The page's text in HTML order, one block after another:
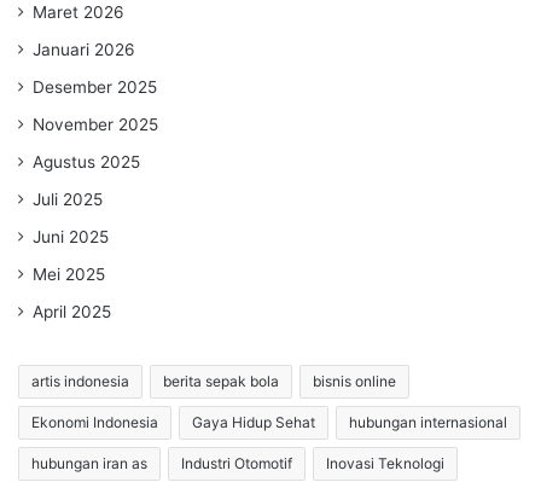
Maret 2026
Januari 2026
Desember 2025
November 2025
Agustus 2025
Juli 2025
Juni 2025
Mei 2025
April 2025
artis indonesia berita sepak bola bisnis online
Ekonomi Indonesia Gaya Hidup Sehat hubungan internasional
hubungan iran as Industri Otomotif Inovasi Teknologi